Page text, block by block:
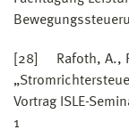
[28] Rafoth, A.,
Vortrag ISLE-
1